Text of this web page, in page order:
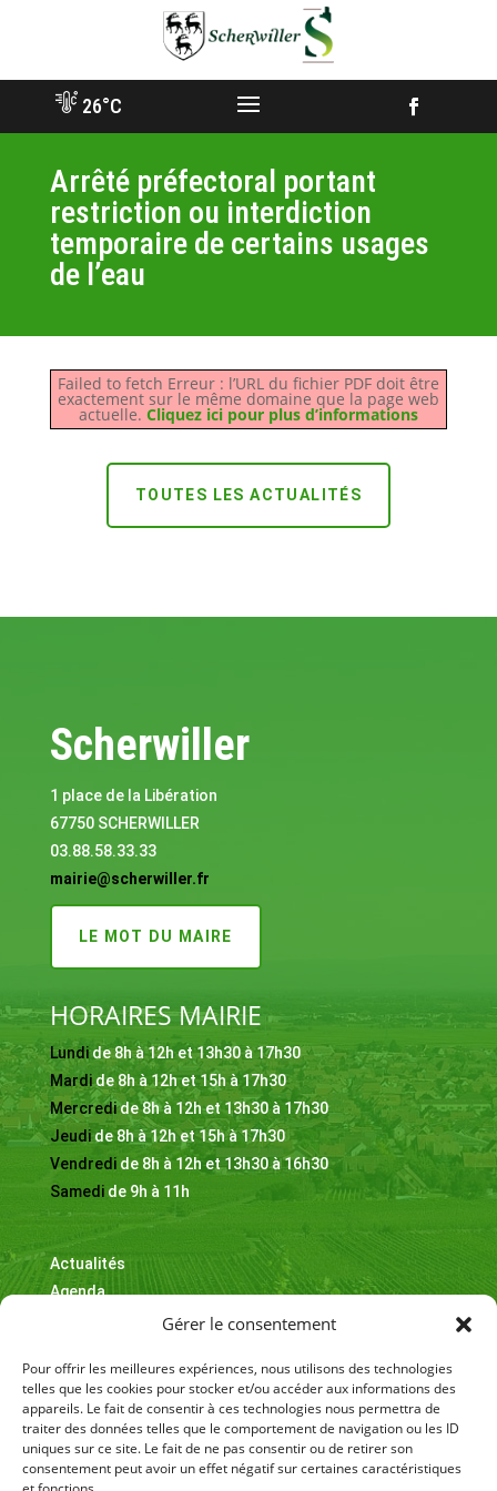
Gérer le consentement
Pour offrir les meilleures expériences, nous utilisons des technologies
telles que les cookies pour stocker et/ou accéder aux informations des
appareils. Le fait de consentir à ces technologies nous permettra de
traiter des données telles que le comportement de navigation ou les ID
uniques sur ce site. Le fait de ne pas consentir ou de retirer son
consentement peut avoir un effet négatif sur certaines caractéristiques
26°C
Facebook
Arrêté préfectoral portant
restriction ou interdiction
temporaire de certains usages
de l’eau
Failed to fetch Erreur : l’URL du fichier PDF doit être
exactement sur le même domaine que la page web
actuelle. Cliquez ici pour plus d’informations
TOUTES LES ACTUALITÉS
Scherwiller
1 place de la Libération
67750 SCHERWILLER
03.88.58.33.33
mairie@scherwiller.fr
LE MOT DU MAIRE
HORAIRES MAIRIE
Lundide 8h à 12h et 13h30 à 17h30
Mardide 8h à 12h et 15h à 17h30
Mercredide 8h à 12h et 13h30 à 17h30
Jeudide 8h à 12h et 15h à 17h30
Vendredide 8h à 12h et 13h30 à 16h30
Samedide 9h à 11h
Actualités
Agenda
Informations & adresses utiles
Cliquez sur « J’accepte » pour activer